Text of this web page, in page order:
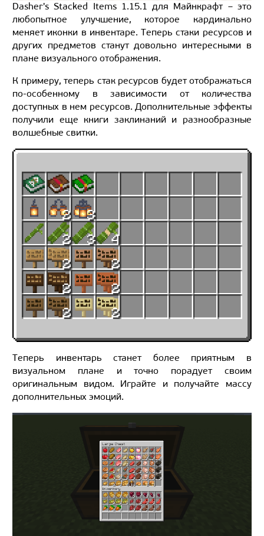
Dasher's Stacked Items 1.15.1 для Майнкрафт – это
любопытное улучшение, которое кардинально
меняет иконки в инвентаре. Теперь стаки ресурсов и
других предметов станут довольно интересными в
плане визуального отображения.
К примеру, теперь стак ресурсов будет отображаться
по-особенному в зависимости от количества
доступных в нем ресурсов. Дополнительные эффекты
получили еще книги заклинаний и разнообразные
волшебные свитки.
Теперь инвентарь станет более приятным в
визуальном плане и точно порадует своим
оригинальным видом. Играйте и получайте массу
дополнительных эмоций.